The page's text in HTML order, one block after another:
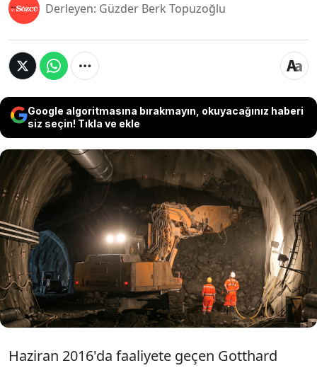
Derleyen: Güzder Berk Topuzoğlu
Google algoritmasına bırakmayın, okuyacağınız haberi
siz seçin! Tıkla ve ekle
İsviçre’de Alpler’in altından geçerek Kuzey ve
Güney Avrupa’yı birbirine bağlayan Gotthard
Base Tüneli, açılışının 10. yılına girdi. 57 kilometre
uzunluğuyla dünyanın en uzun ve en derin
demiryolu tüneli unvanını taşıyan proje, Avrupa
içi taşımacılıkta bir dönüm noktası olarak kabul
ediliyor.
Haziran 2016'da faaliyete geçen Gotthard